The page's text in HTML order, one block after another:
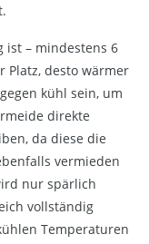
ist – mindestens 6
Platz, desto wärmer
kühl sein, um
direkte
da diese die
vermieden
nur spärlich
vollständig
Temperaturen